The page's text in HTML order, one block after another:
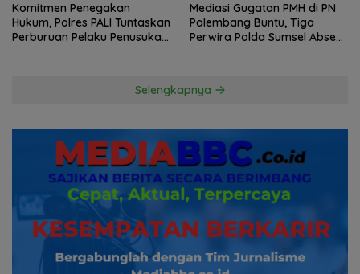
Komitmen Penegakan
Hukum, Polres PALI Tuntaskan
Perburuan Pelaku Penusukan
Mediasi Gugatan PMH di PN
Palembang Buntu, Tiga
Perwira Polda Sumsel Absen,
Selengkapnya